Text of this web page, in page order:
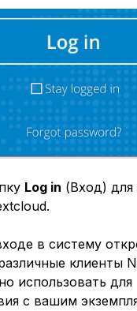
Log in (Вход) для
в систему
клиенты
использовать для
с вашим